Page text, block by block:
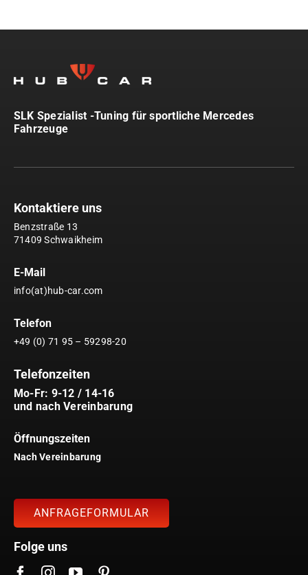
SLK Spezialist -Tuning für sportliche Mercedes
Fahrzeuge
Kontaktiere uns
Benzstraße 13
71409 Schwaikheim
E-Mail
info(at)hub-car.com
Telefon
+49 (0) 71 95 – 59298-20
Telefonzeiten
Mo-Fr: 9-12 / 14-16
und nach Vereinbarung
Öffnungszeiten
Nach Vereinbarung
ANFRAGEFORMULAR
Folge uns